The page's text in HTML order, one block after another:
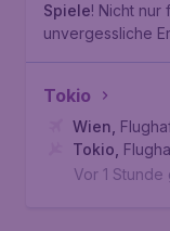
Spiele! Nicht nur
unvergessliche
Tokio
Wien
Tokio
Vor 1